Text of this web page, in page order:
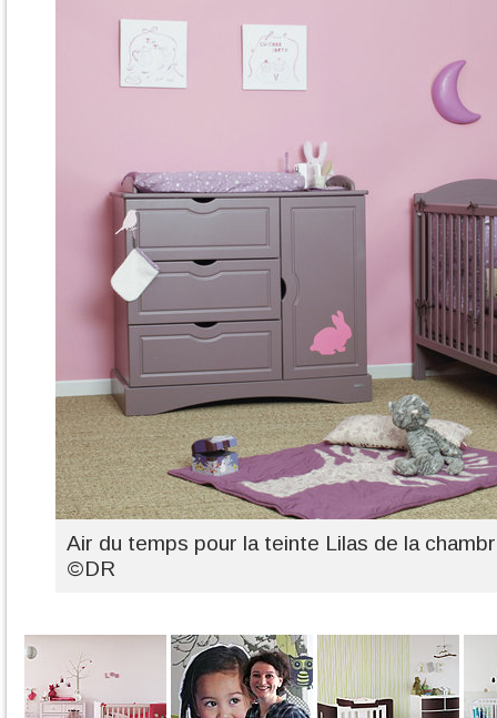
Air du temps pour la teinte Lilas de la
©DR